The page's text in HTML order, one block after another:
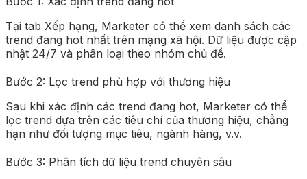
Tại tab Xếp hạng, Marketer có thể xem danh sách các
trend đang hot nhất trên mạng xã hội. Dữ liệu được cập
nhật 24/7 và phân loại theo nhóm chủ đề.
Bước 2: Lọc trend phù hợp với thương hiệu
Sau khi xác định các trend đang hot, Marketer có thể
lọc trend dựa trên các tiêu chí của thương hiệu, chẳng
hạn như đối tượng mục tiêu, ngành hàng, v.v.
Bước 3: Phân tích dữ liệu trend chuyên sâu